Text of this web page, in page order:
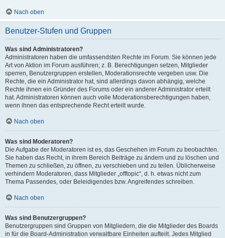
Nach oben
Benutzer-Stufen und Gruppen
Was sind Administratoren?
Administratoren haben die umfassendsten Rechte im Forum. Sie können jede
Art von Aktion im Forum ausführen; z. B. Berechtigungen setzen, Mitglieder
sperren, Benutzergruppen erstellen, Moderationsrechte vergeben usw. Die
Rechte, die ein Administrator hat, sind allerdings davon abhängig, welche
Rechte ihnen ein Gründer des Forums oder ein anderer Administrator erteilt
hat. Administratoren können auch volle Moderationsberechtigungen haben,
wenn ihnen das entsprechende Recht erteilt wurde.
Nach oben
Was sind Moderatoren?
Die Aufgabe der Moderatoren ist es, das Geschehen im Forum zu beobachten.
Sie haben das Recht, in ihrem Bereich Beiträge zu ändern und zu löschen und
Themen zu schließen, zu öffnen, zu verschieben und zu teilen. Üblicherweise
verhindern Moderatoren, dass Mitglieder „offtopic“, d. h. etwas nicht zum
Thema Passendes, oder Beleidigendes bzw. Angreifendes schreiben.
Nach oben
Was sind Benutzergruppen?
Benutzergruppen sind Gruppen von Mitgliedern, die die Mitglieder des Boards
in für die Board-Administration verwaltbare Einheiten aufteilt. Jedes Mitglied